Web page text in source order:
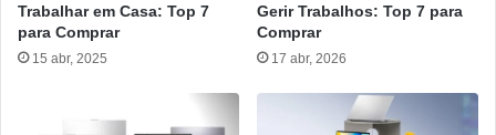
Trabalhar em Casa: Top 7
para Comprar
15 abr, 2025
Gerir Trabalhos: Top 7 para
Comprar
17 abr, 2026